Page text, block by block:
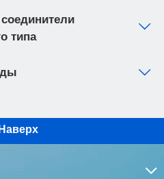
типа
Наверх